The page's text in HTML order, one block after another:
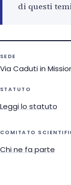
di questi
SEDE
Via Caduti in
STATUTO
Leggi lo statuto
COMITATO
Chi ne fa parte